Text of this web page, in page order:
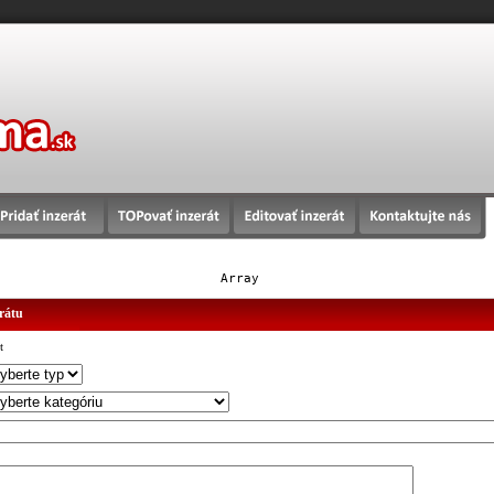
Array